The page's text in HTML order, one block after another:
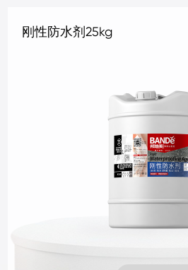
地坪抛光液1kg
地坪抛光液4kg
地坪补强剂 1KG
地坪补强剂 4KG
混凝土密封固化剂1kg
混凝土密封固化剂4kg
水晶地坪液体硬化剂 1kg
水晶地坪液体硬化剂 4kg
地坪抛光液25kg
抗碱底剂25kg
三合一无机面涂25kg铁桶
罩面剂
水性石材防护剂25kg
石材清洗剂B型25kg
石材清洗剂A型25kg
刚性防水剂25kg
柔性防水剂25kg
水泥面补缝剂25kg
水泥面补孔洞剂25kg
地面防尘剂25kg
水泥面防护剂25kg
墙地面防潮剂25kg
水泥面修面剂25kg
水泥面修补液25kg